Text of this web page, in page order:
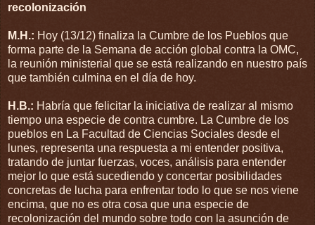
recolonización
M.H.: Hoy (13/12) finaliza la Cumbre de los Pueblos que
forma parte de la Semana de acción global contra la OMC,
la reunión ministerial que se está realizando en nuestro país
que también culmina en el día de hoy.
H.B.: Habría que felicitar la iniciativa de realizar al mismo
tiempo una especie de contra cumbre. La Cumbre de los
pueblos en La Facultad de Ciencias Sociales desde el
lunes, representa una respuesta a mi entender positiva,
tratando de juntar fuerzas, voces, análisis para entender
mejor lo que está sucediendo y concertar posibilidades
concretas de lucha para enfrentar todo lo que se nos viene
encima, que no es otra cosa que una especie de
recolonización del mundo sobre todo con la asunción de